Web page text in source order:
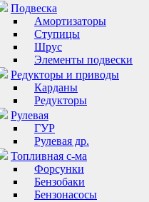
Подвеска
Амортизаторы
Ступицы
Шрус
Элементы подвески
Редукторы и приводы
Карданы
Редукторы
Рулевая
ГУР
Рулевая др.
Топливная с-ма
Форсунки
Бензобаки
Бензонасосы